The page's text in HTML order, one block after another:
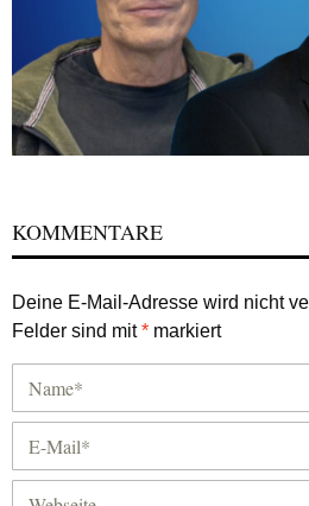
KOMMENTARE
Deine E-Mail-Adresse wird nicht
Felder sind mit* markiert